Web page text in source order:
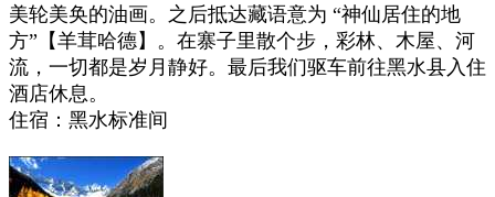
美轮美奂的油画。之后抵达藏语意为 “神仙居住的地
方”【羊茸哈德】。在寨子里散个步，彩林、木屋、河
流，一切都是岁月静好。最后我们驱车前往黑水县入住
酒店休息。
住宿：黑水标准间